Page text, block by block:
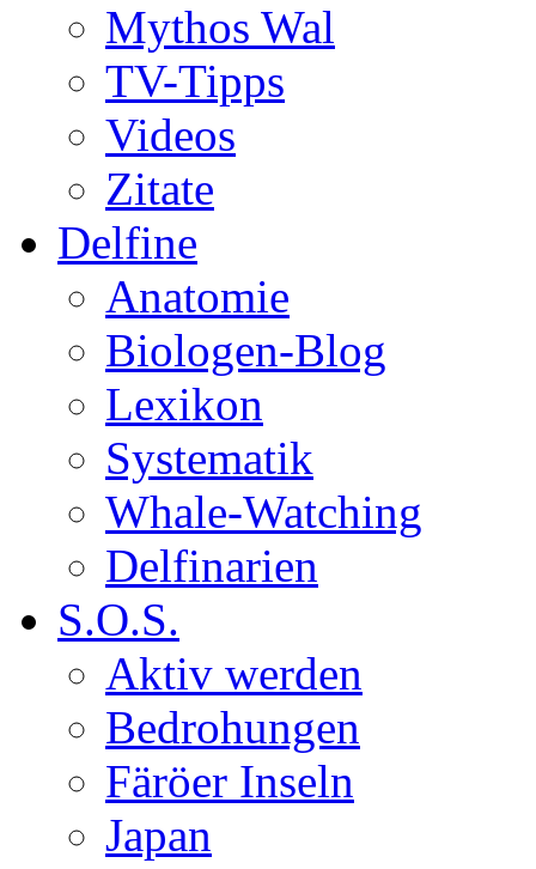
Mythos Wal
TV-Tipps
Videos
Zitate
Delfine
Anatomie
Biologen-Blog
Lexikon
Systematik
Whale-Watching
Delfinarien
S.O.S.
Aktiv werden
Bedrohungen
Färöer Inseln
Japan